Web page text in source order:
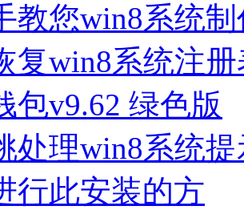
教您win8系统
复win8系统注
包v9.62 绿色版
处理win8系统
行此安装的方